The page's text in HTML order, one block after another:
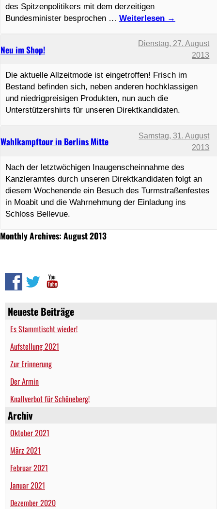
Neueste Beiträge
Es Stammtischt wieder!
Aufstellung 2021
Zur Erinnerung
Der Armin
Knallverbot für Schöneberg!
Archiv
Oktober 2021
März 2021
Februar 2021
Januar 2021
Dezember 2020
Monthly Archives: August 2013
Wahlkampftour in Berlins Mitte
Samstag, 31. August
2013
Nach der letztwöchigen Inaugenscheinnahme des
Kanzleramtes durch unseren Direktkandidaten folgt an
diesem Wochenende ein Besuch des Turmstraßenfestes
in Moabit und die Wahrnehmung der Einladung ins
Schloss Bellevue.
Neu im Shop!
Dienstag, 27. August
2013
Die aktuelle Allzeitmode ist eingetroffen! Frisch im
Bestand befinden sich, neben anderen hochklassigen
und niedrigpreisigen Produkten, nun auch die
Unterstützershirts für unseren Direktkandidaten.
des Spitzenpolitikers mit dem derzeitigen
Bundesminister besprochen … Weiterlesen →